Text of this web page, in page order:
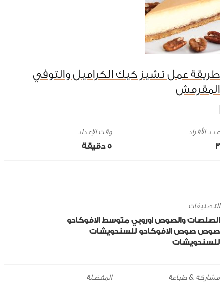
طريقة عمل تشيز كيك الكراميل والتوفي
المقرمش
3
وقت الإعداد
5 ‎دقيقة
التصنيفات
الصلصات والصوص اوروبي متوسط الافوكادو
صوص صوص الافوكادو للسندويشات
للسندويشات
مشاركة & طباعة المفضلة